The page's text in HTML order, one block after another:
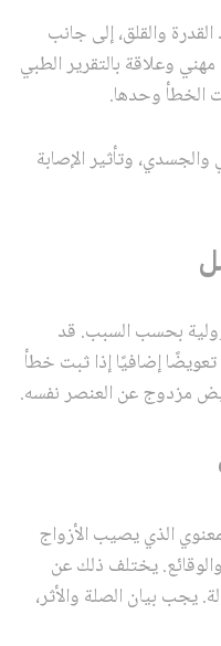
والقلق، إلى جانب
وعلاقة بالتقرير الطبي
الخطأ وحدها.
والجسدي، وتأثير الإصابة
بحسب السبب. قد
إضافيًا إذا ثبت خطأ
مزدوج عن العنصر نفسه.
الذي يصيب الأزواج
يختلف ذلك عن
يجب بيان الصلة والأثر،